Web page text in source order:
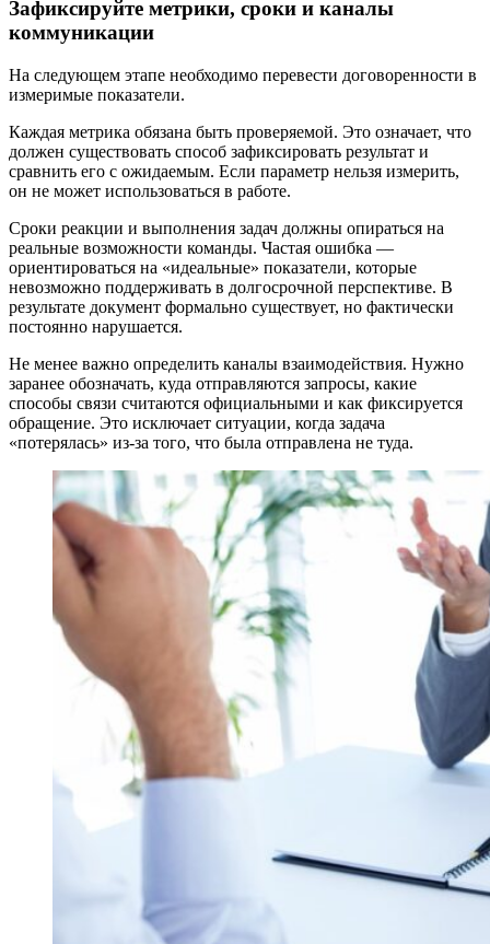
Зафиксируйте метрики, сроки и каналы
коммуникации
На следующем этапе необходимо перевести договоренности в
измеримые показатели.
Каждая метрика обязана быть проверяемой. Это означает, что
должен существовать способ зафиксировать результат и
сравнить его с ожидаемым. Если параметр нельзя измерить,
он не может использоваться в работе.
Сроки реакции и выполнения задач должны опираться на
реальные возможности команды. Частая ошибка —
ориентироваться на «идеальные» показатели, которые
невозможно поддерживать в долгосрочной перспективе. В
результате документ формально существует, но фактически
постоянно нарушается.
Не менее важно определить каналы взаимодействия. Нужно
заранее обозначать, куда отправляются запросы, какие
способы связи считаются официальными и как фиксируется
обращение. Это исключает ситуации, когда задача
«потерялась» из-за того, что была отправлена не туда.